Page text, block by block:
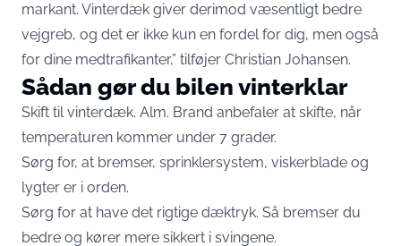
markant. Vinterdæk giver derimod væsentligt bedre
vejgreb, og det er ikke kun en fordel for dig, men også
for dine medtrafikanter,” tilføjer Christian Johansen.
Sådan gør du bilen vinterklar
Skift til vinterdæk. Alm. Brand anbefaler at skifte, når
temperaturen kommer under 7 grader.
Sørg for, at bremser, sprinklersystem, viskerblade og
lygter er i orden.
Sørg for at have det rigtige dæktryk. Så bremser du
bedre og kører mere sikkert i svingene.